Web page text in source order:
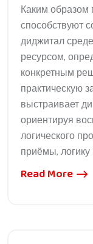
Каким образом
способствуют
диджитал
ресурсом,
конкретным
практическую
выстраивает
ориентируя
логического
приёмы, логику
Read More